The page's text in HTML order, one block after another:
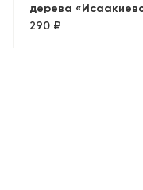
дерева
собор+Медный
290 ₽